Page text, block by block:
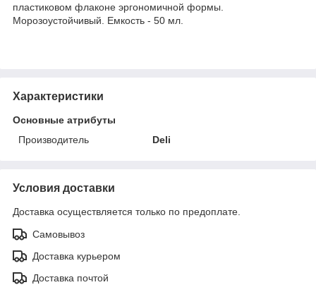
пластиковом флаконе эргономичной формы.
Морозоустойчивый. Емкость - 50 мл.
Характеристики
Основные атрибуты
Производитель
Deli
Условия доставки
Доставка осуществляется только по предоплате.
Самовывоз
Доставка курьером
Доставка почтой